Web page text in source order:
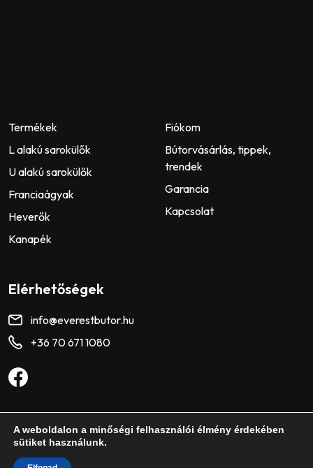
Termékek
L alakú sarokülők
U alakú sarokülők
Franciaágyak
Heverők
Kanapék
Fiókom
Bútorvásárlás, tippek,
trendek
Garancia
Kapcsolat
Elérhetőségek
info@everestbutor.hu
+36 70 671 1080
©2026 www.everestbutor.hu ÁSZF
A weboldalon a minőségi felhasználói élmény érdekében
sütiket használunk.